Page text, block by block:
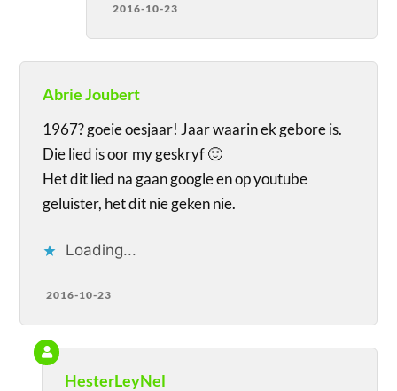
2016-10-23
Abrie Joubert
1967? goeie oesjaar! Jaar waarin ek gebore is.
Die lied is oor my geskryf 🙂
Het dit lied na gaan google en op youtube
geluister, het dit nie geken nie.
Loading...
2016-10-23
HesterLeyNel